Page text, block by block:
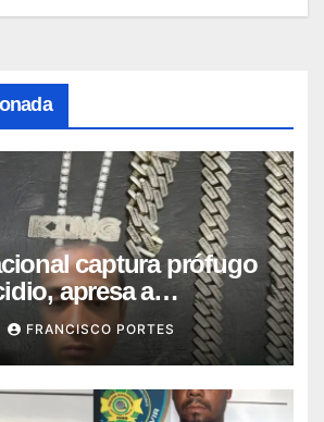
captura prófugo
apresa a
autores de robos y
sustraídas en
realizados en Espaillat,
Juan
FRANCISCO PORTES